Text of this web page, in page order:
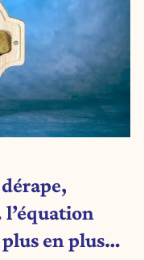
en plus